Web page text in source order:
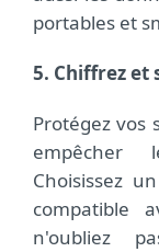
portables et
5. Chiffrez et
Protégez vos
empêcher
Choisissez
compatible
n'oubliez